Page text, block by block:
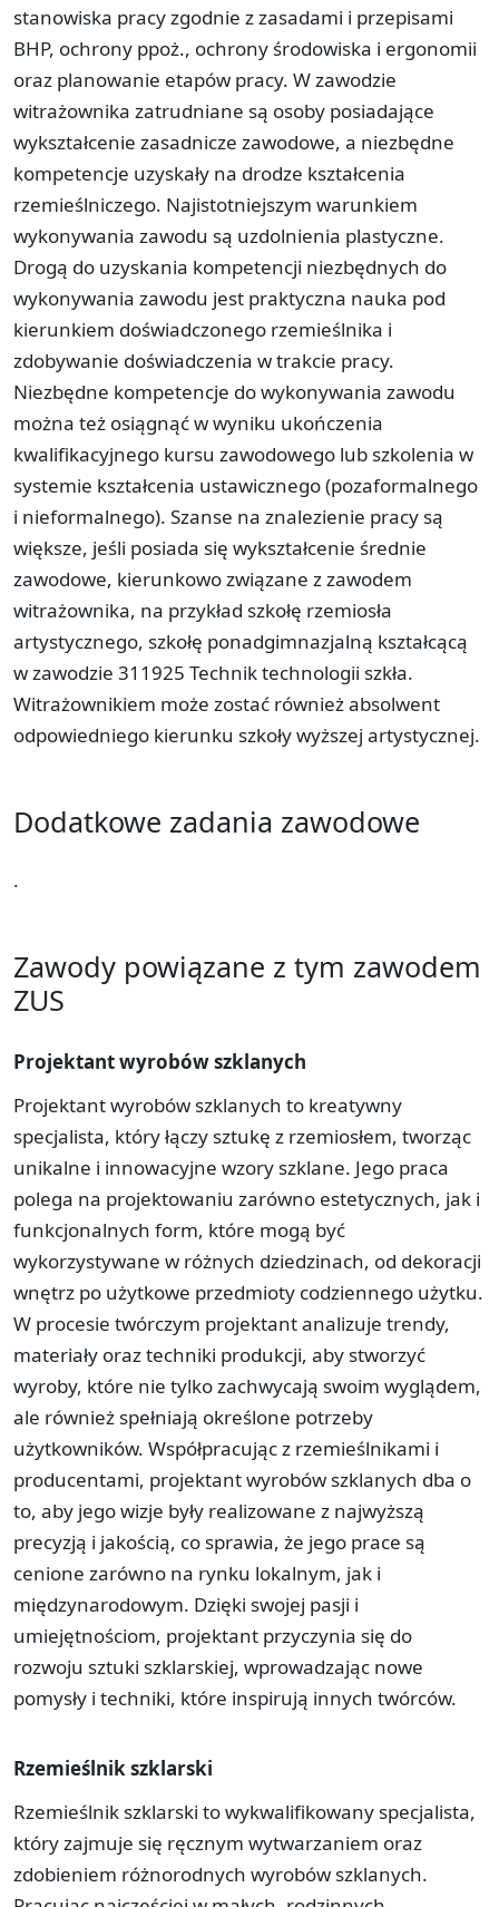
stanowiska pracy zgodnie z zasadami i przepisami
BHP, ochrony ppoż., ochrony środowiska i ergonomii
oraz planowanie etapów pracy. W zawodzie
witrażownika zatrudniane są osoby posiadające
wykształcenie zasadnicze zawodowe, a niezbędne
kompetencje uzyskały na drodze kształcenia
rzemieślniczego. Najistotniejszym warunkiem
wykonywania zawodu są uzdolnienia plastyczne.
Drogą do uzyskania kompetencji niezbędnych do
wykonywania zawodu jest praktyczna nauka pod
kierunkiem doświadczonego rzemieślnika i
zdobywanie doświadczenia w trakcie pracy.
Niezbędne kompetencje do wykonywania zawodu
można też osiągnąć w wyniku ukończenia
kwalifikacyjnego kursu zawodowego lub szkolenia w
systemie kształcenia ustawicznego (pozaformalnego
i nieformalnego). Szanse na znalezienie pracy są
większe, jeśli posiada się wykształcenie średnie
zawodowe, kierunkowo związane z zawodem
witrażownika, na przykład szkołę rzemiosła
artystycznego, szkołę ponadgimnazjalną kształcącą
w zawodzie 311925 Technik technologii szkła.
Witrażownikiem może zostać również absolwent
odpowiedniego kierunku szkoły wyższej artystycznej.
Dodatkowe zadania zawodowe
.
Zawody powiązane z tym zawodem
ZUS
Projektant wyrobów szklanych
Projektant wyrobów szklanych to kreatywny
specjalista, który łączy sztukę z rzemiosłem, tworząc
unikalne i innowacyjne wzory szklane. Jego praca
polega na projektowaniu zarówno estetycznych, jak i
funkcjonalnych form, które mogą być
wykorzystywane w różnych dziedzinach, od dekoracji
wnętrz po użytkowe przedmioty codziennego użytku.
W procesie twórczym projektant analizuje trendy,
materiały oraz techniki produkcji, aby stworzyć
wyroby, które nie tylko zachwycają swoim wyglądem,
ale również spełniają określone potrzeby
użytkowników. Współpracując z rzemieślnikami i
producentami, projektant wyrobów szklanych dba o
to, aby jego wizje były realizowane z najwyższą
precyzją i jakością, co sprawia, że jego prace są
cenione zarówno na rynku lokalnym, jak i
międzynarodowym. Dzięki swojej pasji i
umiejętnościom, projektant przyczynia się do
rozwoju sztuki szklarskiej, wprowadzając nowe
pomysły i techniki, które inspirują innych twórców.
Rzemieślnik szklarski
Rzemieślnik szklarski to wykwalifikowany specjalista,
który zajmuje się ręcznym wytwarzaniem oraz
zdobieniem różnorodnych wyrobów szklanych.